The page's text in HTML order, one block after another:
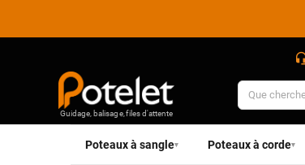
Guidage, balisage, files d'attente
Poteaux à sangle▾ Poteaux à corde▾